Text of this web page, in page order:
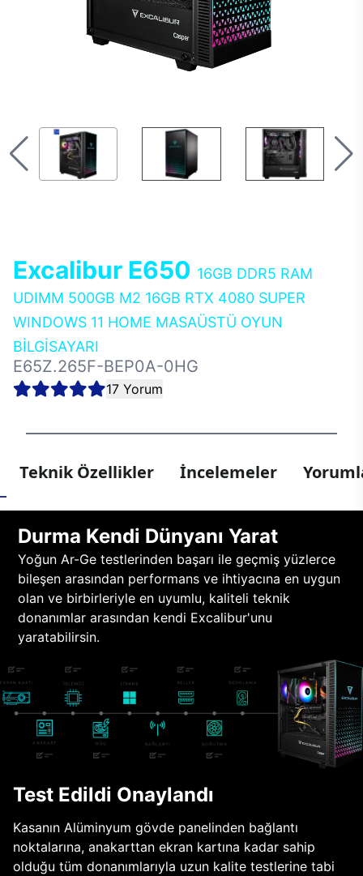
Excalibur E650 16GB DDR5 RAM
UDIMM 500GB M2 16GB RTX 4080 SUPER
WINDOWS 11 HOME MASAÜSTÜ OYUN
BİLGİSAYARI
E65Z.265F-BEP0A-0HG
17 Yorum
Teknik Özellikler İncelemeler
Durma Kendi Dünyanı Yarat
Yoğun Ar-Ge testlerinden başarı ile geçmiş yüzlerce
bileşen arasından performans ve ihtiyacına en uygun
olan ve birbirleriyle en uyumlu, kaliteli teknik
donanımlar arasından kendi Excalibur'unu
yaratabilirsin.
Test Edildi Onaylandı
Kasanın Alüminyum gövde panelinden bağlantı
noktalarına, anakarttan ekran kartına kadar sahip
olduğu tüm donanımlarıyla uzun kalite testlerine tabi